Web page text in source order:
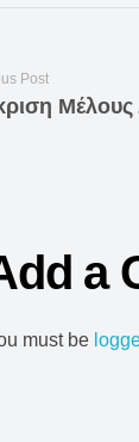
Post
Μέλους
a
must be